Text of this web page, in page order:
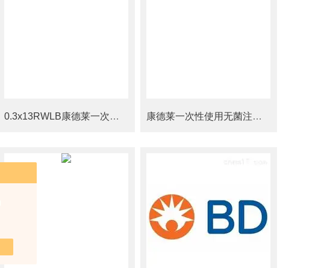
0.3x13RWLB康德莱一次性使用无菌注射针30G0.3*13mm 康德莱一次性使用无菌注射针0.3x13RWLB